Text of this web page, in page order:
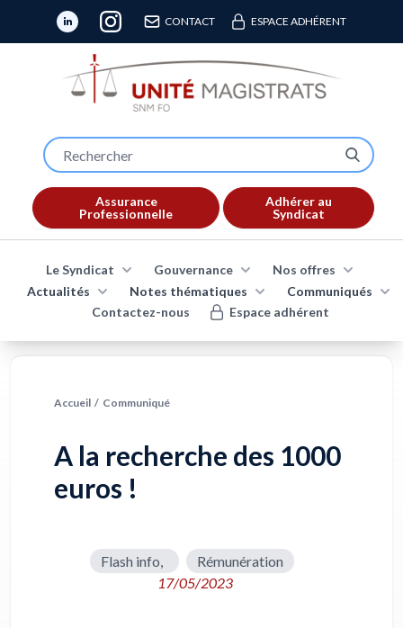
CONTACT ESPACE ADHÉRENT
Assurance
Professionnelle
Adhérer au
Syndicat
Le Syndicat Gouvernance
Nos offres
Actualités
Notes thématiques
Communiqués
Contactez-nous
Espace adhérent
Accueil / Communiqué
A la recherche des 1000
euros !
Flash info,
Rémunération
17/05/2023